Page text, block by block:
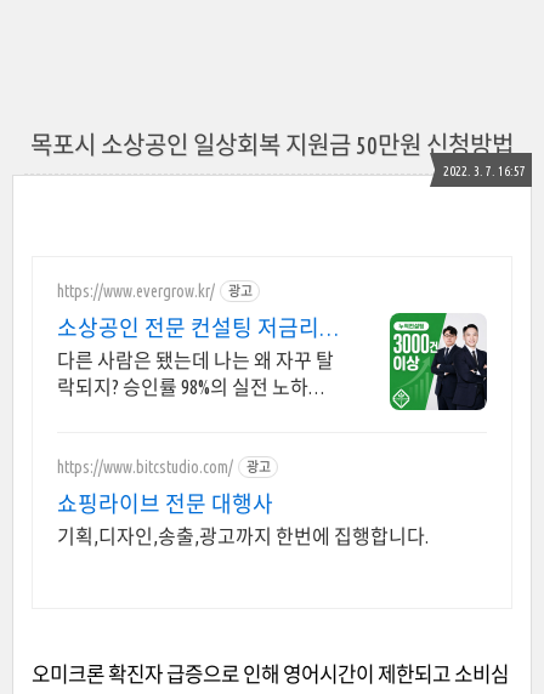
목포시 소상공인 일상회복 지원금 50만원 신청방법
2022. 3. 7. 16:57
https://www.evergrow.kr/ 광고
소상공인 전문 컨설팅 저금리
정책자금 지금 신청
다른 사람은 됐는데 나는 왜 자꾸 탈
락되지? 승인률 98%의 실전 노하우
https://www.bitcstudio.com/ 광고
쇼핑라이브 전문 대행사
기획,디자인,송출,광고까지 한번에 집행합니다.
오미크론 확진자 급증으로 인해 영어시간이 제한되고 소비심